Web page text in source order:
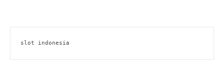
slot indonesia